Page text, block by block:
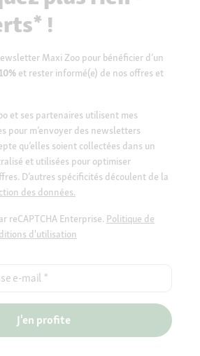
!
Maxi Zoo pour bénéficier d’un
10% et rester informé(e) de nos offres et
et ses partenaires utilisent mes
pour m’envoyer des newsletters
qu’elles soient collectées dans un
et utilisées pour optimiser
D’autres spécificités découlent de la
des données.
reCAPTCHA Enterprise. Politique de
d'utilisation
e-mail *
J'en profite